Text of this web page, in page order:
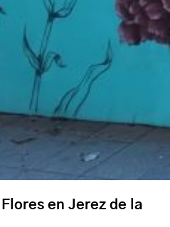
en Jerez de la